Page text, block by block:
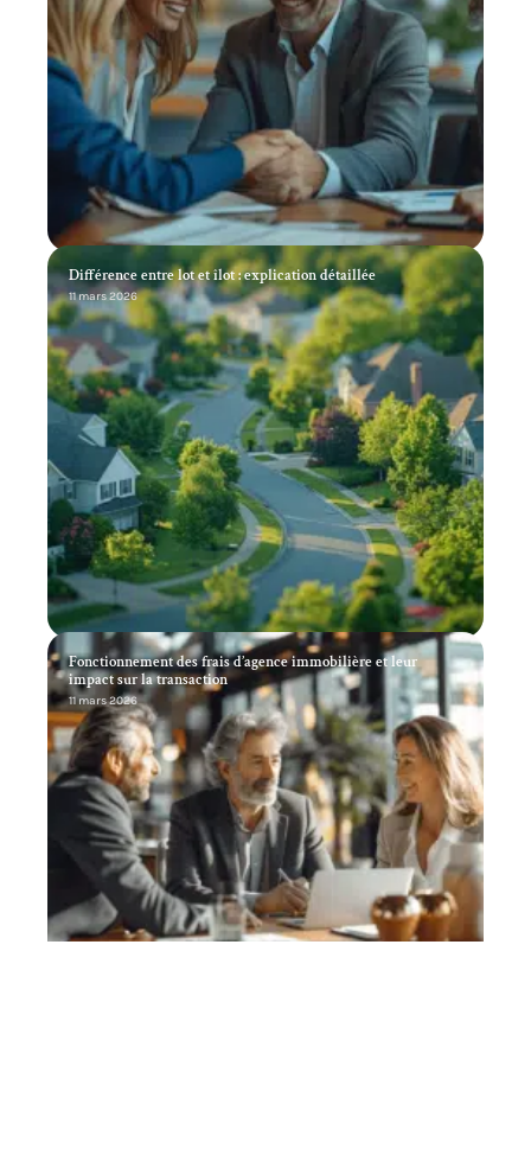
Différence entre lot et îlot : explication détaillée
11 mars 2026
Fonctionnement des frais d’agence immobilière et leur
impact sur la transaction
11 mars 2026